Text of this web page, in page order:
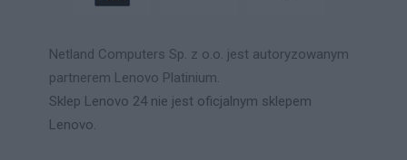
Netland Computers Sp. z o.o. jest autoryzowanym
partnerem Lenovo Platinium.
Sklep Lenovo 24 nie jest oficjalnym sklepem
Lenovo.